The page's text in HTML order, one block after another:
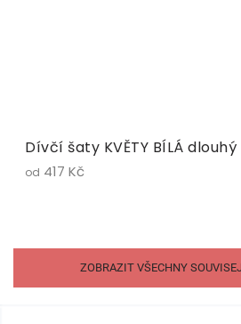
Dívčí šaty KVĚTY BÍLÁ
od 417 Kč
ZOBRAZIT VŠECHNY